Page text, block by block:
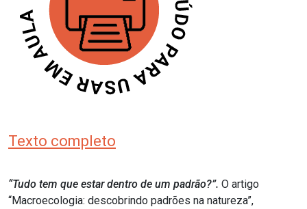
Texto completo
“Tudo tem que estar dentro de um padrão?”. O artigo
“Macroecologia: descobrindo padrões na natureza”,